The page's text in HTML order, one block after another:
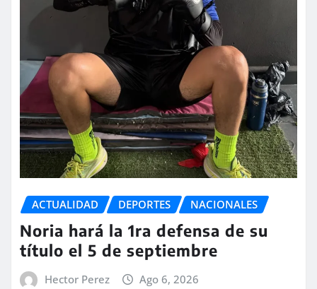
ACTUALIDAD DEPORTES NACIONALES
Noria hará la 1ra defensa de su
título el 5 de septiembre
Hector Perez Ago 6, 2026